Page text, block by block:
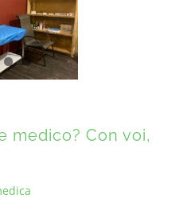
medico? Con voi,